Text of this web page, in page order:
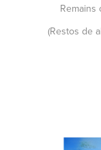
Remains
(Restos de